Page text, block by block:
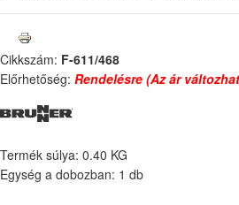
Cikkszám: F-611/468
Előrhetőség: Rendelésre (Az ár
Termék súlya: 0.40 KG
Egység a dobozban: 1 db